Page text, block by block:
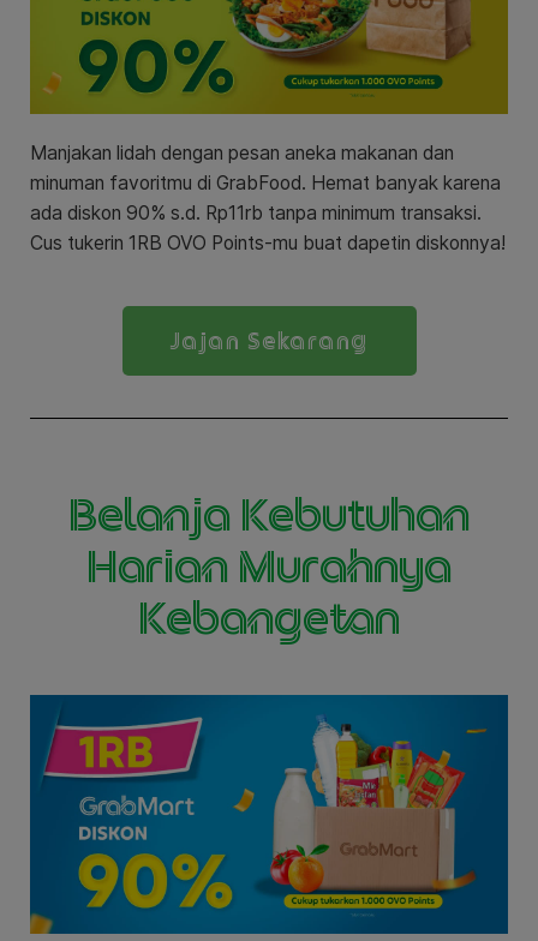
Manjakan lidah dengan pesan aneka makanan dan
minuman favoritmu di GrabFood. Hemat banyak karena
ada diskon 90% s.d. Rp11rb tanpa minimum transaksi.
Cus tukerin 1RB OVO Points-mu buat dapetin diskonnya!
Jajan Sekarang
Belanja Kebutuhan
Harian Murahnya
Kebangetan